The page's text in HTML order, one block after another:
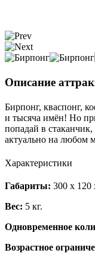
Описание
Бирпонг, кваспонг,
и тысяча имён! Но
попадай в
актуально на любом
Характеристики
Габариты: 300 х 120
Вес: 5 кг.
Одновременное
Возрастное